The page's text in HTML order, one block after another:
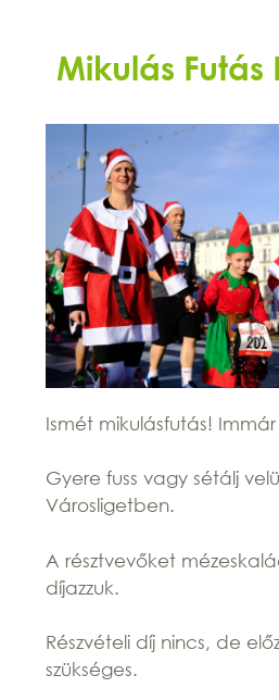
Mikulás Futás
Ismét mikulásfutás!
Gyere fuss vagy sétálj
Városligetben.
A résztvevőket
díjazzuk.
Részvételi díj nincs, de
szükséges.